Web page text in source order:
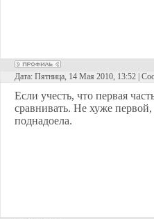
Дата: Пятница, 14 Мая 2010, 13:52 |
Если учесть, что первая
сравнивать. Не хуже
поднадоела.